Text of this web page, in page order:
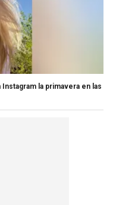
la primavera en las